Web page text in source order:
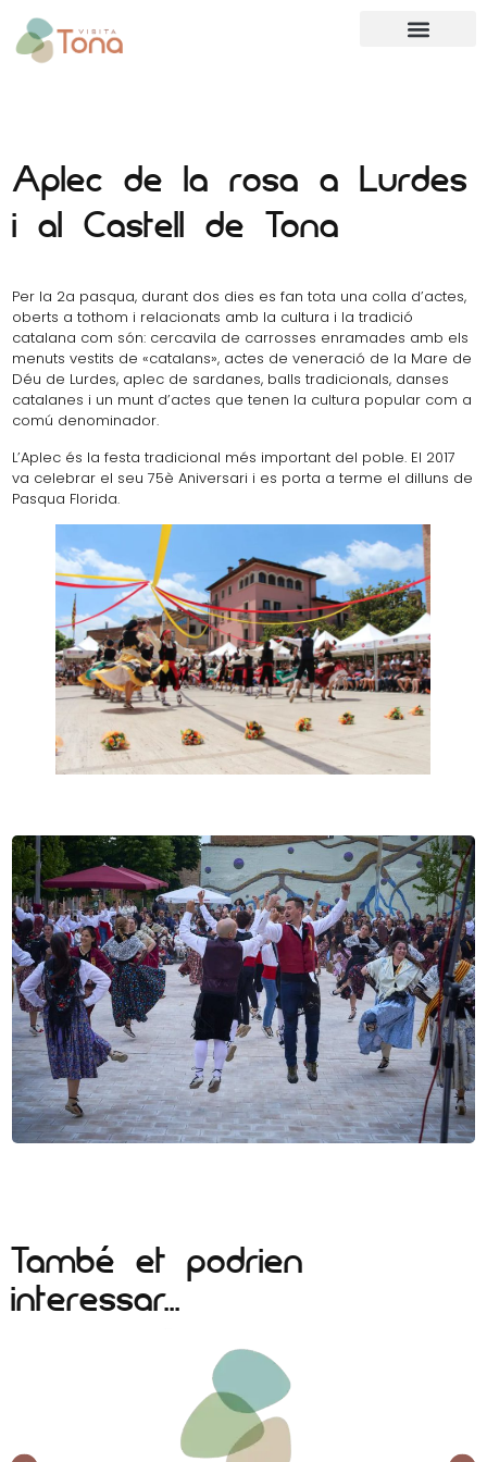
Aplec de la rosa a Lurdes
i al Castell de Tona
Per la 2a pasqua, durant dos dies es fan tota una colla d’actes,
oberts a tothom i relacionats amb la cultura i la tradició
catalana com són: cercavila de carrosses enramades amb els
menuts vestits de «catalans», actes de veneració de la Mare de
Déu de Lurdes, aplec de sardanes, balls tradicionals, danses
catalanes i un munt d’actes que tenen la cultura popular com a
comú denominador.
L’Aplec és la festa tradicional més important del poble. El 2017
va celebrar el seu 75è Aniversari i es porta a terme el dilluns de
Pasqua Florida.
També et podrien
interessar...